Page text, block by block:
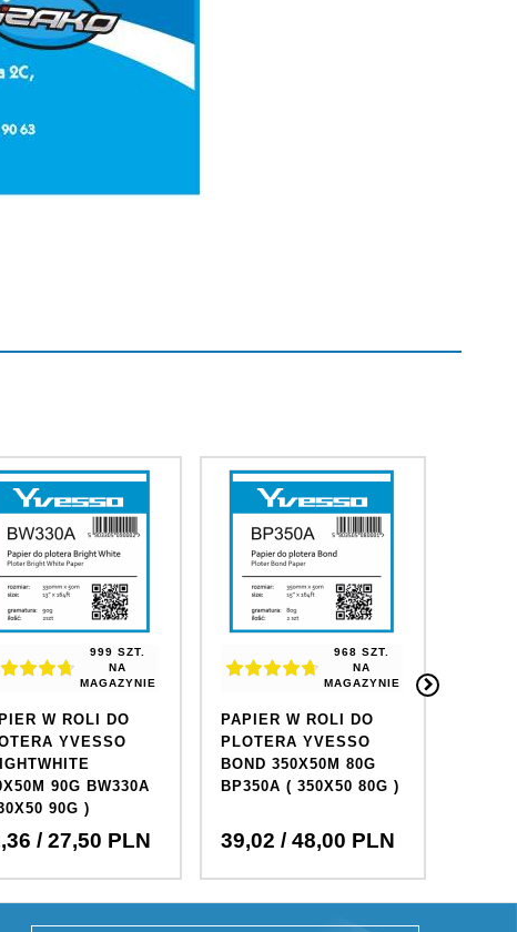
999 SZT.
NA
MAGAZYNIE
W ROLI DO
YVESSO
90G BW330A
90G )
36 / 27,50 PLN
968 SZT.
NA
MAGAZYNIE
PAPIER W ROLI DO
PLOTERA YVESSO
BOND 350X50M 80G
BP350A ( 350X50 80G )
39,02 / 48,00 PLN